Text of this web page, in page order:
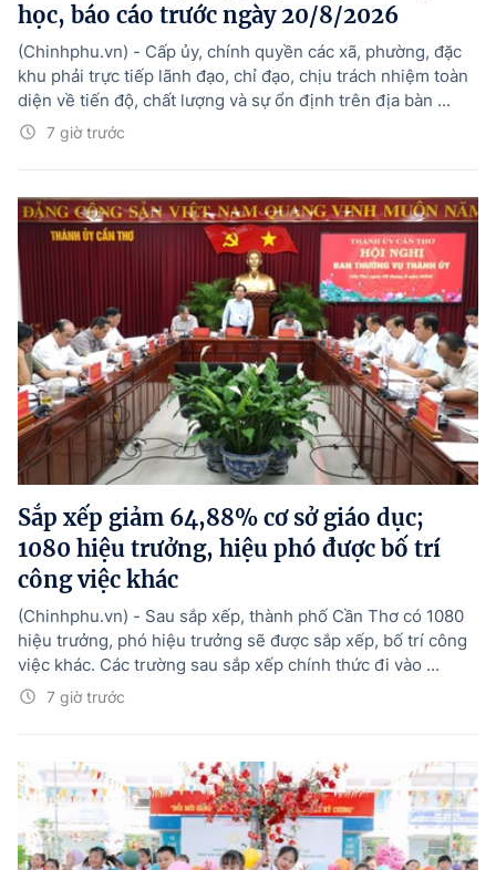
học, báo cáo trước ngày 20/8/2026
7 giờ trước
(Chinhphu.vn) - Cấp ủy, chính quyền các xã, phường, đặc
khu phải trực tiếp lãnh đạo, chỉ đạo, chịu trách nhiệm toàn
diện về tiến độ, chất lượng và sự ổn định trên địa bàn ...
Sắp xếp giảm 64,88% cơ sở giáo dục;
1080 hiệu trưởng, hiệu phó được bố trí
công việc khác
7 giờ trước
(Chinhphu.vn) - Sau sắp xếp, thành phố Cần Thơ có 1080
hiệu trưởng, phó hiệu trưởng sẽ được sắp xếp, bố trí công
việc khác. Các trường sau sắp xếp chính thức đi vào ...